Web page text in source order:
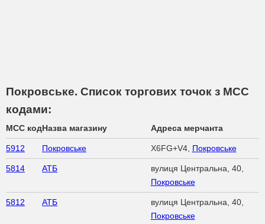
Покровське. Список торгових точок з МСС
кодами:
MCC кодНазва магазину Адреса мерчанта
5912 Покровське X6FG+V4, Покровське
5814 АТБ
вулиця Центральна, 40,
Покровське
5812 АТБ
вулиця Центральна, 40,
Покровське